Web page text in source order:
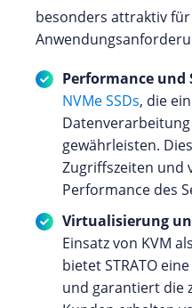
besonders attraktiv
Performance und
NVMe SSDs, die
gewährleisten.
Zugriffszeiten und
Performance des
Virtualisierung
Einsatz von KVM
bietet STRATO
und garantiert die